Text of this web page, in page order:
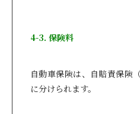
4-3. 保険料
自動車保険は、自賠責保険
に分けられます。